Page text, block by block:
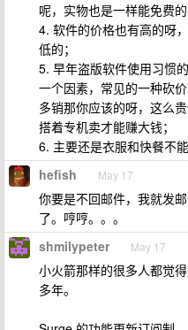
呢，实物也是一样能免费的
4. 软件的价格也有高的呀
低的；
5. 早年盗版软件使用习惯
一个因素，常见的一种砍
多销那你应该的呀，这么
搭着专机卖才能赚大钱；
6. 主要还是衣服和快餐不
hefish May 17
你要是不回邮件，我就发
了。哼哼。。。
shmilypeter May 17
小火箭那样的很多人都觉
多年。